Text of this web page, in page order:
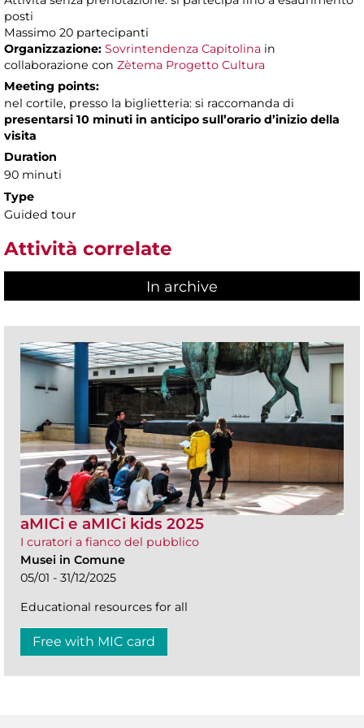
posti
Massimo 20 partecipanti
Organizzazione: Sovrintendenza Capitolina in
collaborazione con Zètema Progetto Cultura
Meeting points:
nel cortile, presso la biglietteria: si raccomanda di
presentarsi 10 minuti in anticipo sull’orario d’inizio della
visita
Duration
90 minuti
Type
Guided tour
Attività correlate
In archive
aMICi e aMICi kids 2025
I curatori a fianco del pubblico
Musei in Comune
05/01 - 31/12/2025
Educational resources for all
Free with MIC card